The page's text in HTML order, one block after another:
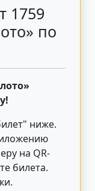
1759
по
ниже.
на QR-
билета.